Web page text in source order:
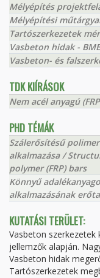
Mélyépítés
Mélyépítési
Tartószerkezetek
Vasbeton hidak -
Vasbeton- és
TDK KIÍRÁSOK
Nem acél anyagú
PHD TÉMÁK
Szálerősítésű
alkalmazása /
polymer (FRP) bars
Könnyű
alkalmazásának
KUTATÁSI TERÜLET:
Vasbeton szerkezetek
jellemzők alapján.
Vasbeton hidak
Tartószerkezetek